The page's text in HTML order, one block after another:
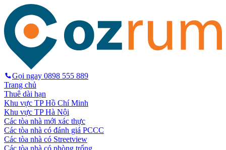
Gọi ngay 0898 555 889
Trang chủ
Thuê dài hạn
Khu vực TP Hồ Chí Minh
Khu vực TP Hà Nội
Các tòa nhà mới xác thực
Các tòa nhà có đánh giá PCCC
Các tòa nhà có Streetview
Các tòa nhà có phòng trống